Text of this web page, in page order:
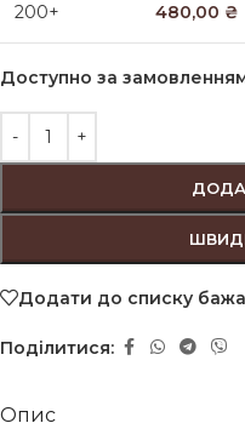
200+ 480,00 ₴
Доступно за
Додати до списку
Поділитися:
Опис